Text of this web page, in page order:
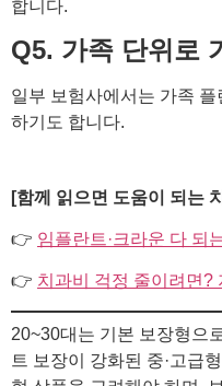
합니다.
Q5. 가족 단위로
일부 보험사에서는 가족
하기도 합니다.
[함께 읽으면 도움이 되는
👉 임플란트·크라운 다 되
👉 치과비 걱정 줄이려면?
20~30대는 기본 보장형으
트 보장이 강화된 중·고급